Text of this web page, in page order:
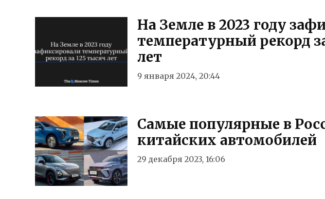
На Земле в 2023 году
температурный рекорд
лет
9 января 2024, 20:44
Самые популярные в
китайских автомобилей
29 декабря 2023, 16:06